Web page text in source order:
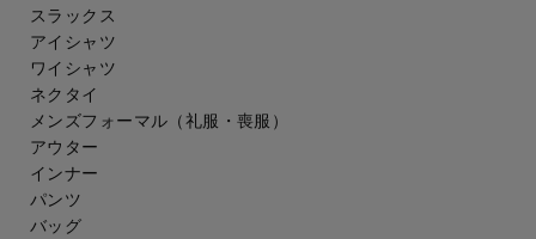
スラックス
アイシャツ
ワイシャツ
ネクタイ
メンズフォーマル （礼服・喪服）
アウター
インナー
パンツ
バッグ